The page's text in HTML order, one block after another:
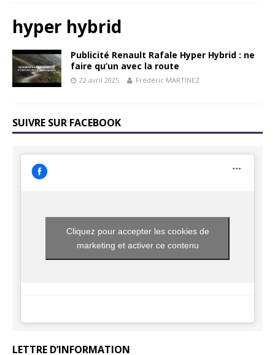
hyper hybrid
Publicité Renault Rafale Hyper Hybrid : ne
faire qu’un avec la route
22 avril 2025 Frédéric MARTINEZ
SUIVRE SUR FACEBOOK
Cliquez pour accepter les cookies de
marketing et activer ce contenu
LETTRE D’INFORMATION